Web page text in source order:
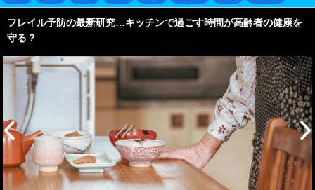
フレイル予防の最新研究…キッチンで過ごす時間が高齢者の健康を
守る？